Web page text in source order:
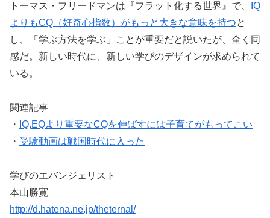
トーマス・フリードマンは『フラット化する世界』で、
IQ
よりもCQ（好奇心指数）がもっと大きな意味を持つと
し、「学ぶ方法を学ぶ」ことが重要だと説いたが、全く同
感だ。新しい時代に、新しい学びのデザインが求められて
いる。
関連記事
・ IQ,EQより重要なCQを伸ばすには子育てがもってこい
・ 受験動画は戦国時代に入った
学びのエバンジェリスト
本山勝寛
http://d.hatena.ne.jp/theternal/